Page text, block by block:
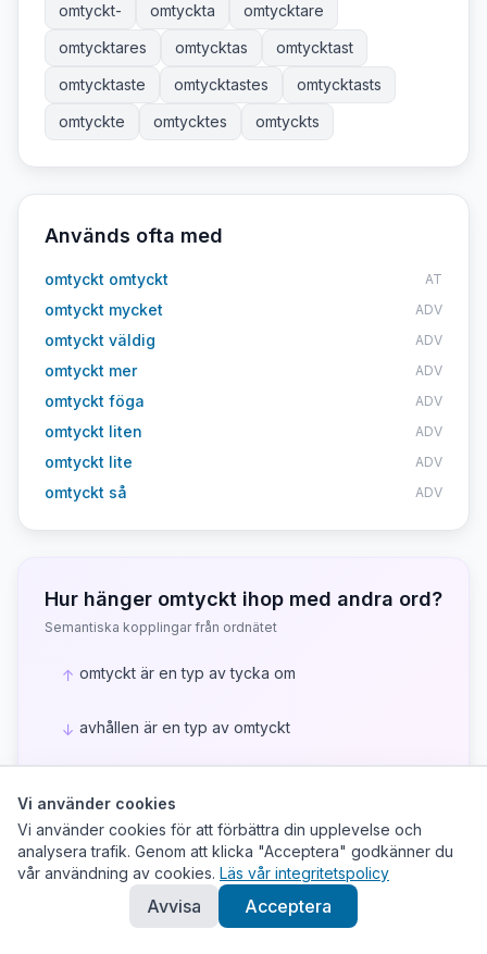
omtyckt- omtyckta
omtycktare
omtycktares
omtycktas
omtycktast
omtycktaste
omtycktastes
omtycktasts
omtyckte
omtycktes omtyckts
Används ofta med
omtyckt omtyckt AT
omtyckt mycket ADV
omtyckt väldig ADV
omtyckt mer ADV
omtyckt föga ADV
omtyckt liten ADV
omtyckt lite ADV
omtyckt så ADV
Hur hänger omtyckt ihop med andra ord?
Semantiska kopplingar från ordnätet
↑ omtyckt är en typ av tycka om
↓ avhållen är en typ av omtyckt
↓ omtyckthet är en typ av omtyckt
populär är en typ av omtyckt
Vi använder cookies
Vi använder cookies för att förbättra din upplevelse och
analysera trafik. Genom att klicka "Acceptera" godkänner du
vår användning av cookies. Läs vår integritetspolicy
Avvisa Acceptera